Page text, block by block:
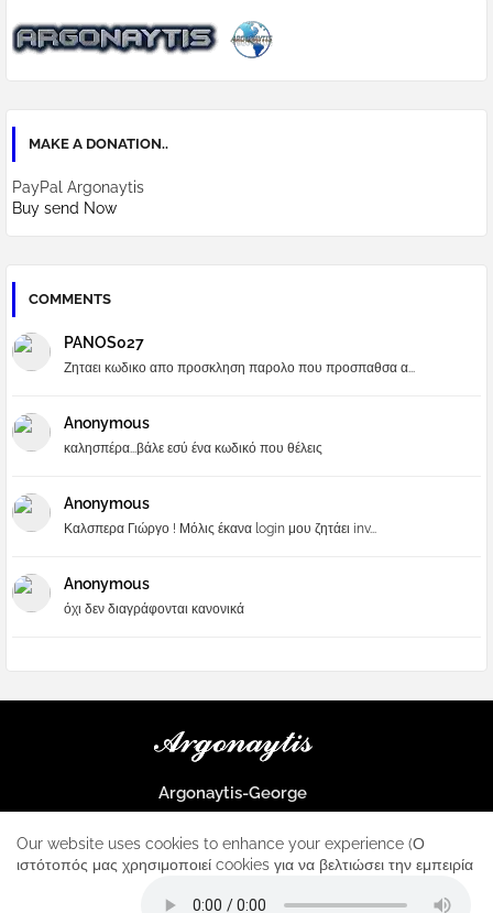
MAKE A DONATION..
PayPal Argonaytis
Buy send Now
COMMENTS
PANOS027
Ζηταει κωδικο απο προσκληση παρολο που προσπαθσα α...
Anonymous
καλησπέρα...βάλε εσύ ένα κωδικό που θέλεις
Anonymous
Καλσπερα Γιώργο ! Μόλις έκανα login μου ζητάει inv...
Anonymous
όχι δεν διαγράφονται κανονικά
Argonaytis-George
μοναδικός σταθμός για κάθε iphone
Our website uses cookies to enhance your experience (Ο
ιστότοπός μας χρησιμοποιεί cookies για να βελτιώσει την εμπειρία